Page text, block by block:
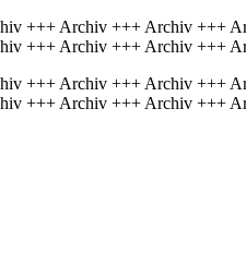
+++ Archiv +++ Archiv +++
+++ Archiv +++ Archiv +++
+++ Archiv +++ Archiv +++
+++ Archiv +++ Archiv +++